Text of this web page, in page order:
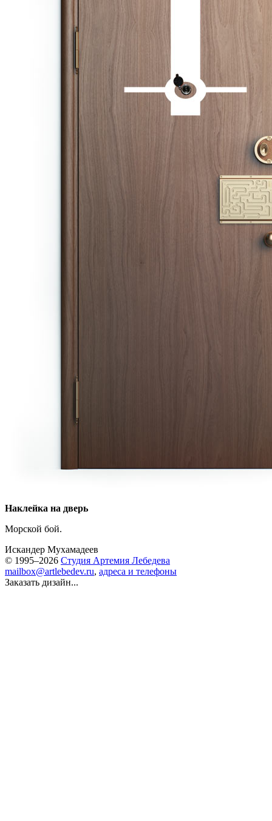
Наклейка на дверь
Морской бой.
Искандер Мухамадеев
© 1995–2026 Студия Артемия Лебедева
mailbox@artlebedev.ru, адреса и телефоны
Заказать дизайн...